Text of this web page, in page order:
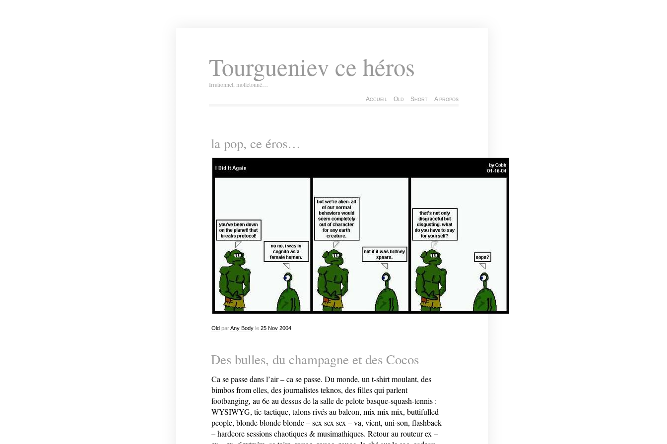
Tourgueniev ce héros
Irrationnel, molletonné…
Accueil Old Short A propos
la pop, ce éros…
OldparAny Bodyle 25 Nov 2004
Des bulles, du champagne et des Cocos
Ca se passe dans l’air – ca se passe. Du monde, un t-shirt moulant, des
bimbos from elles, des journalistes teknos, des filles qui parlent
footbanging, au 6e au dessus de la salle de pelote basque-squash-tennis :
WYSIWYG, tic-tactique, talons rivés au balcon, mix mix mix, buttifulled
people, blonde blonde blonde – sex sex sex – va, vient, uni-son, flashback
– hardcore sessions chaotiques & musimathiques. Retour au routeur ex –